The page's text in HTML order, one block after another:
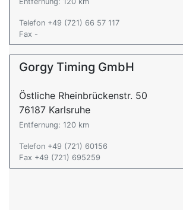
Telefon +49 (721) 66 57 117
Fax -
Gorgy Timing GmbH
Östliche Rheinbrückenstr. 50
76187 Karlsruhe
Entfernung: 120 km
Telefon +49 (721) 60156
Fax +49 (721) 695259